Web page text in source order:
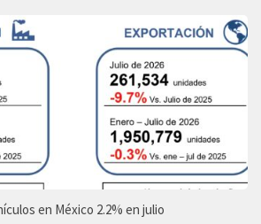
en México 2.2% en julio